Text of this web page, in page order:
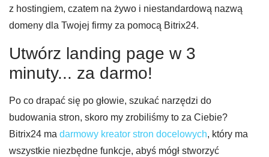
z hostingiem, czatem na żywo i niestandardową nazwą
domeny dla Twojej firmy za pomocą Bitrix24.
Utwórz landing page w 3
minuty... za darmo!
Po co drapać się po głowie, szukać narzędzi do
budowania stron, skoro my zrobiliśmy to za Ciebie?
Bitrix24 ma darmowy kreator stron docelowych, który ma
wszystkie niezbędne funkcje, abyś mógł stworzyć